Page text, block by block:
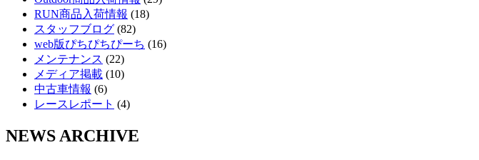
RUN商品入荷情報 (18)
スタッフブログ (82)
web版ぴちぴちぴーち (16)
メンテナンス (22)
メディア掲載 (10)
中古車情報 (6)
レースレポート (4)
NEWS ARCHIVE